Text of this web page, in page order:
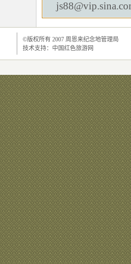
©版权所有 2007 周恩来纪念地管理局
技术支持： 中国红色旅游网